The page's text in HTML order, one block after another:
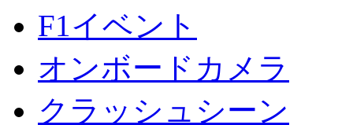
F1イベント
オンボードカメラ
クラッシュシーン